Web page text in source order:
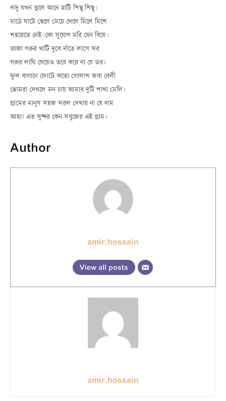
দাদু যখন তুলে আনে হাটি পিছু পিছু।
মাঠে ঘাটে ছেলে মেয়ে খেলে মিলে মিশে
শহরেতে নেই-কো সুযোগ মরি যেন বিষে।
তাজা গরুর খাটি দুধে দাঁতে লাগে সর
গরুর লাথি খেয়েও তবে করে না যে ডর।
ফুল বাগানে ফোটে কতো গোলাপ জবা বেলী
ভোমরা দেখলে মন চায় আমার দুটি পাখা মেলি।
গ্রামের মানুষ সহজ সরল দেখায় না যে দাম
আহা! এত সুন্দর কেন সবুজের এই গ্রাম।
Author
amir_hossain
View all posts
amir_hossain